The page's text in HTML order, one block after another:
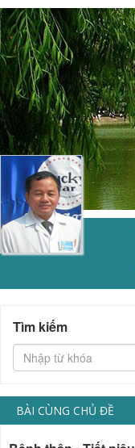
Tìm kiếm
BÀI CÙNG CHỦ ĐỀ